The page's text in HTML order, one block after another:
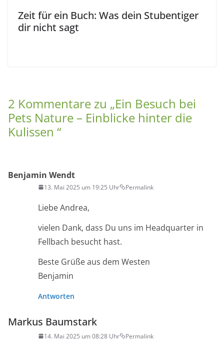
Zeit für ein Buch: Was dein Stubentiger
dir nicht sagt
2 Kommentare zu „Ein Besuch bei
Pets Nature – Einblicke hinter die
Kulissen “
Benjamin Wendt
13. Mai 2025 um 19:25 Uhr Permalink
Liebe Andrea,
vielen Dank, dass Du uns im Headquarter in
Fellbach besucht hast.
Beste Grüße aus dem Westen
Benjamin
Antworten
Markus Baumstark
14. Mai 2025 um 08:28 Uhr Permalink